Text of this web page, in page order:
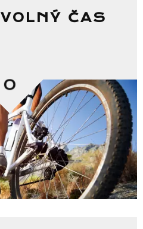
ČAS
0